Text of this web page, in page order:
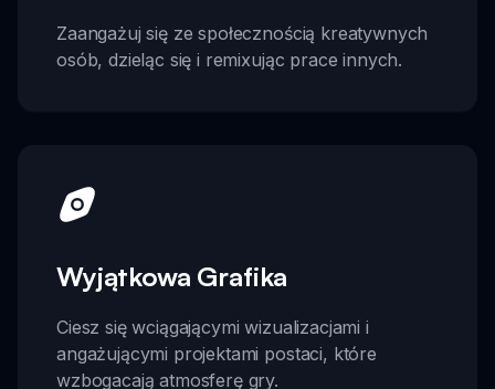
Zaangażuj się ze społecznością kreatywnych
osób, dzieląc się i remixując prace innych.
Wyjątkowa Grafika
Ciesz się wciągającymi wizualizacjami i
angażującymi projektami postaci, które
wzbogacają atmosferę gry.